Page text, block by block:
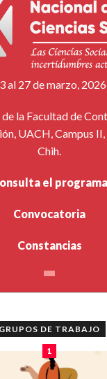
al 27 de marzo, 2026
la Facultad de
UACH, Campus II,
Chih.
el programa
Convocatoria
Constancias
GRUPOS DE TRABAJO
1